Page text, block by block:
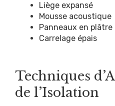
Liège expansé
Mousse acoustique
Panneaux en plâtre
Carrelage épais
Techniques
de l’Isolation